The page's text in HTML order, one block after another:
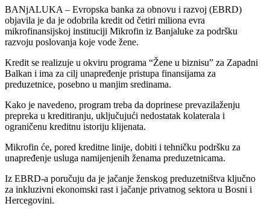
BANjALUKA – Evropska banka za obnovu i razvoj (EBRD)
objavila je da je odobrila kredit od četiri miliona evra
mikrofinansijskoj instituciji Mikrofin iz Banjaluke za podršku
razvoju poslovanja koje vode žene.
Kredit se realizuje u okviru programa “Žene u biznisu” za Zapadni
Balkan i ima za cilj unapređenje pristupa finansijama za
preduzetnice, posebno u manjim sredinama.
Kako je navedeno, program treba da doprinese prevazilaženju
prepreka u kreditiranju, uključujući nedostatak kolaterala i
ograničenu kreditnu istoriju klijenata.
Mikrofin će, pored kreditne linije, dobiti i tehničku podršku za
unapređenje usluga namijenjenih ženama preduzetnicama.
Iz EBRD-a poručuju da je jačanje ženskog preduzetništva ključno
za inkluzivni ekonomski rast i jačanje privatnog sektora u Bosni i
Hercegovini.